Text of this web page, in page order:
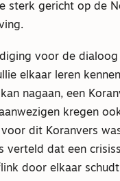
sterk gericht op de
voor de
elkaar leren
nagaan, een
kregen
dit Koranvers
verteld dat een
door elkaar